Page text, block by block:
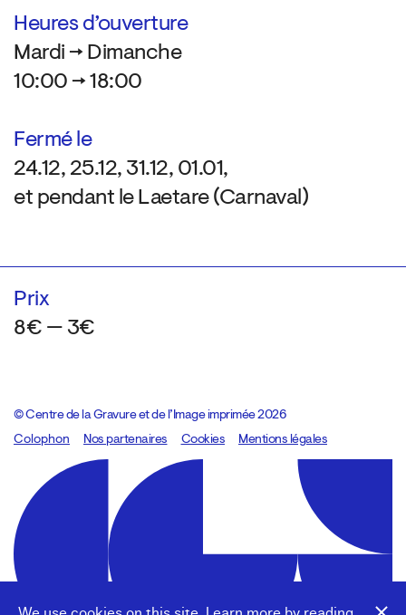
Heures d’ouverture
Mardi → Dimanche
10:00 → 18:00
Fermé le
24.12, 25.12, 31.12, 01.01,
et pendant le Laetare (Carnaval)
Prix
8€ — 3€
© Centre de la Gravure et de l’Image imprimée 2026
Colophon
Design:Marcel Kaczmarek, code:8080.studio
Nos partenaires Cookies Mentions légales